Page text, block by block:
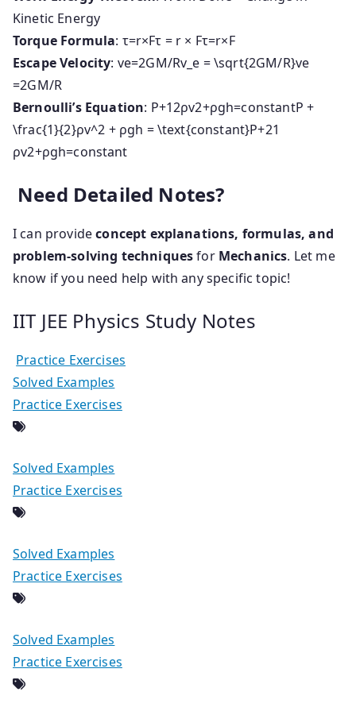
Kinetic Energy
Torque Formula: τ=r×Fτ = r × Fτ=r×F
Escape Velocity: ve=2GM/Rv_e = \sqrt{2GM/R}ve
=2GM/R
Bernoulli’s Equation: P+12ρv2+ρgh=constantP +
\frac{1}{2}ρv^2 + ρgh = \text{constant}P+21
ρv2+ρgh=constant
Need Detailed Notes?
I can provideconcept explanations, formulas, and
problem-solving techniquesfor Mechanics. Let me
know if you need help with any specific topic!
IIT JEE Physics Study Notes
Practice Exercises
Solved Examples
Practice Exercises
Solved Examples
Practice Exercises
Solved Examples
Practice Exercises
Solved Examples
Practice Exercises